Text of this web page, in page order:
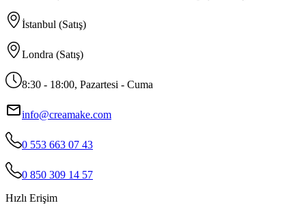
İstanbul (Satış)
Londra (Satış)
8:30 - 18:00, Pazartesi - Cuma
info@creamake.com
0 553 663 07 43
0 850 309 14 57
Hızlı Erişim